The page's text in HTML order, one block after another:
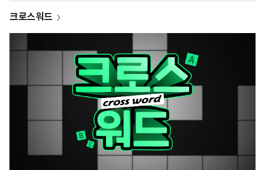
크로스워드